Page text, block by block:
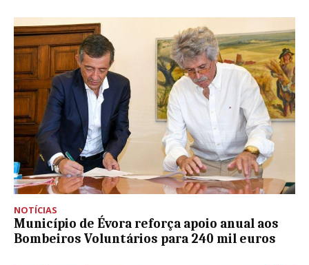
NOTÍCIAS
Município de Évora reforça apoio anual aos
Bombeiros Voluntários para 240 mil euros